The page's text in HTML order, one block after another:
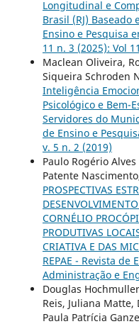
Longitudinal e
Brasil (RJ) Baseado
Ensino e Pesquisa
11 n. 3 (2025): Vol
Maclean Oliveira,
Siqueira Schroden
Inteligência
Psicológico e Bem-
Servidores do
de Ensino e
v. 5 n. 2 (2019)
Paulo Rogério
Patente
PROSPECTIVAS
CORNÉLIO
PRODUTIVAS
CRIATIVA E DAS
REPAE - Revista de
Administração e
Douglas
Reis, Juliana
Paula Patrícia